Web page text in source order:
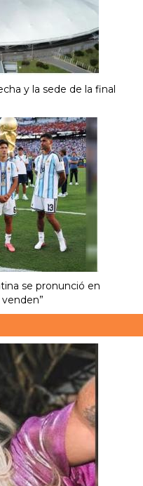
y la sede de la final
se pronunció en